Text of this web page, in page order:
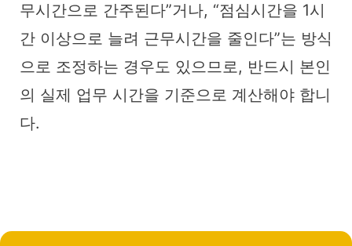
무시간으로 간주된다”거나, “점심시간을 1시
간 이상으로 늘려 근무시간을 줄인다”는 방식
으로 조정하는 경우도 있으므로, 반드시 본인
의 실제 업무 시간을 기준으로 계산해야 합니
다.